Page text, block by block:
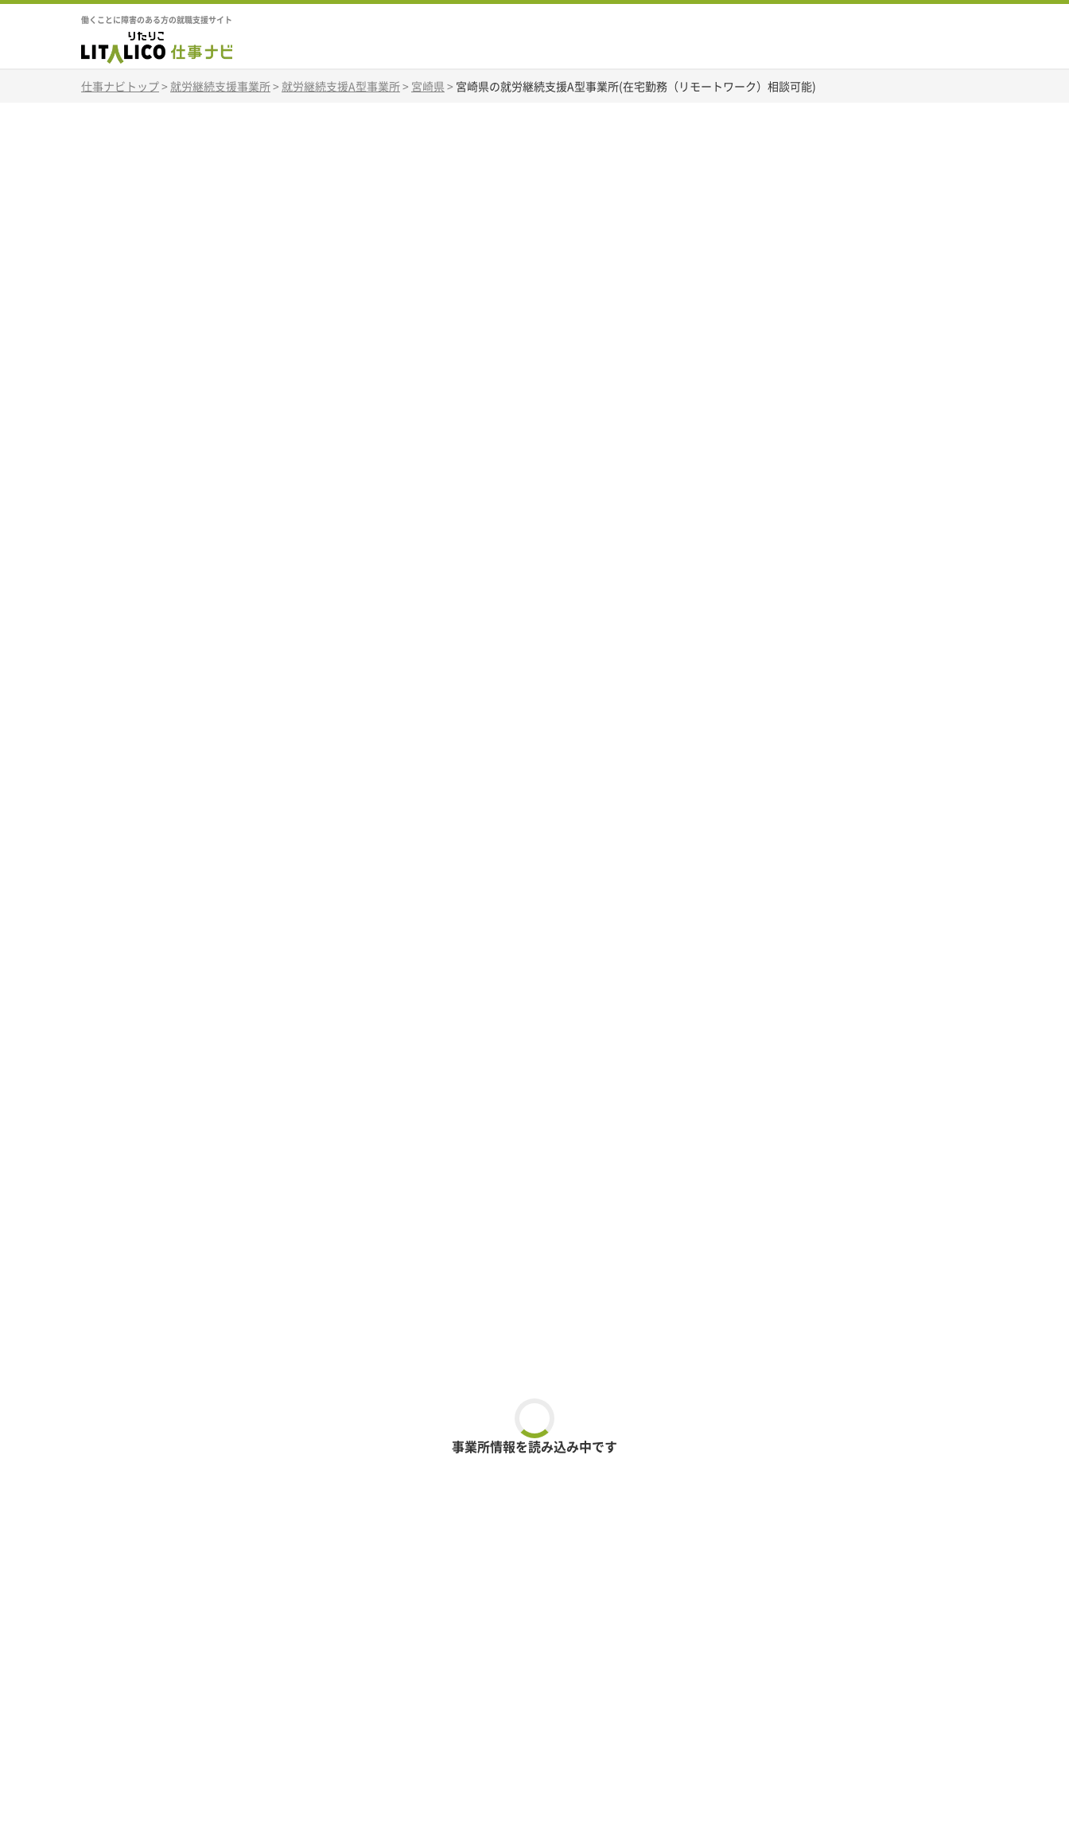
働くことに障害のある方の就職支援サイト
仕事ナビトップ> 就労継続支援事業所> 就労継続支援A型事業所> 宮崎県 > 宮崎県の就労継続支援A型事業所(在宅勤務（リモートワーク）相談可能)
事業所情報を読み込み中です